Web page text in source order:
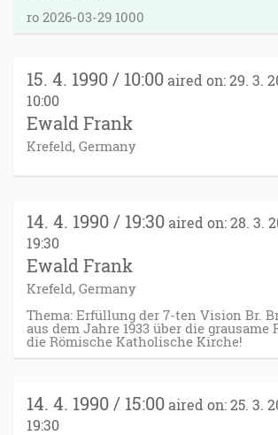
ro 2026-03-29 1000
15. 4. 1990 / 10:00 aired on: 29. 3.
10:00
Ewald Frank
Krefeld, Germany
14. 4. 1990 / 19:30 aired on: 28. 3.
19:30
Ewald Frank
Krefeld, Germany
Thema: Erfüllung der 7-ten Vision Br.
aus dem Jahre 1933 über die grausame
die Römische Katholische Kirche!
14. 4. 1990 / 15:00 aired on: 25. 3.
19:30